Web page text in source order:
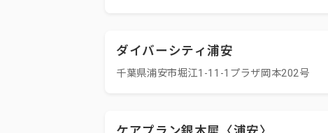
ダイバーシティ浦安
千葉県浦安市堀江1-11-1プラザ岡本202号